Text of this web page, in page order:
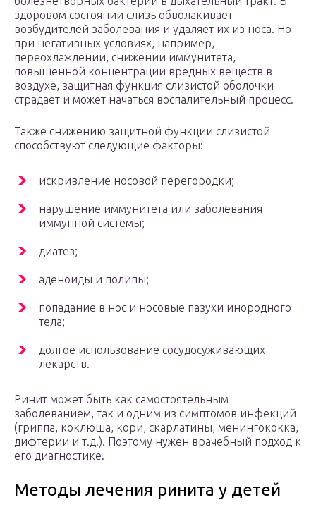
здоровом состоянии слизь обволакивает
возбудителей заболевания и удаляет их из носа. Но
при негативных условиях, например,
переохлаждении, снижении иммунитета,
повышенной концентрации вредных веществ в
воздухе, защитная функция слизистой оболочки
страдает и может начаться воспалительный процесс.
Также снижению защитной функции слизистой
способствуют следующие факторы:
искривление носовой перегородки;
нарушение иммунитета или заболевания
иммунной системы;
диатез;
аденоиды и полипы;
попадание в нос и носовые пазухи инородного
тела;
долгое использование сосудосуживающих
лекарств.
Ринит может быть как самостоятельным
заболеванием, так и одним из симптомов инфекций
(гриппа, коклюша, кори, скарлатины, менингококка,
дифтерии и т.д.). Поэтому нужен врачебный подход к
его диагностике.
Методы лечения ринита у детей